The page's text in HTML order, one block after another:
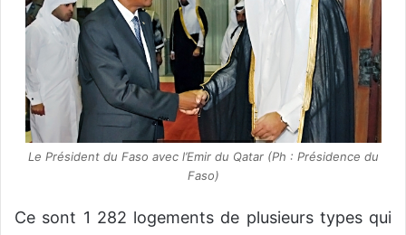
Le Président du Faso avec l’Emir du Qatar (Ph : Présidence du
Faso)
Ce sont 1 282 logements de plusieurs types qui